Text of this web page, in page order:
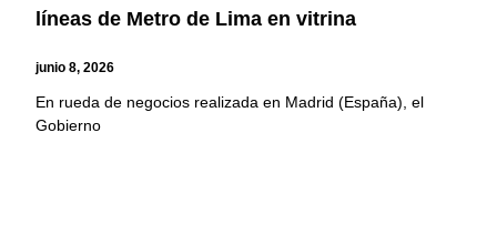
líneas de Metro de Lima en vitrina
junio 8, 2026
En rueda de negocios realizada en Madrid (España), el
Gobierno